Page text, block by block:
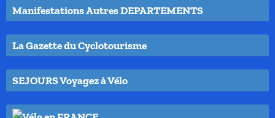
Manifestations Autres DEPARTEMENTS
La Gazette du Cyclotourisme
SEJOURS Voyagez à Vélo